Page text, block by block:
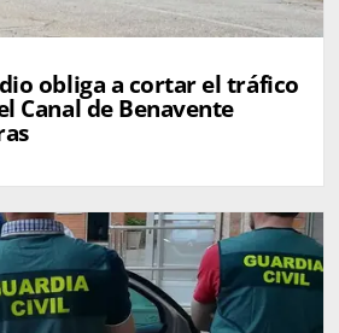
obliga a cortar el tráfico
Canal de Benavente